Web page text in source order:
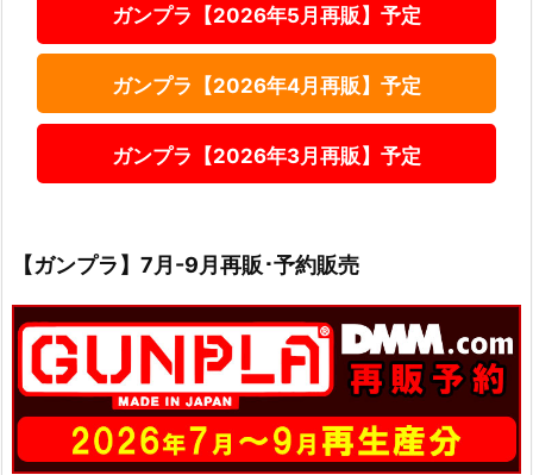
ガンプラ【2026年5月再販】予定
ガンプラ【2026年4月再販】予定
ガンプラ【2026年3月再販】予定
【ガンプラ】7月-9月再販･予約販売